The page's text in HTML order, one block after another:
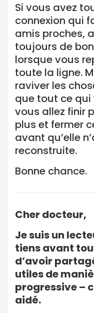
Si vous avez
connexion qui
amis proches,
toujours de
lorsque vous
toute la ligne.
raviver les
que tout ce qui
vous allez finir
plus et fermer
avant qu’elle
reconstruite.
Bonne chance.
Cher docteur,
Je suis un
tiens avant
d’avoir
utiles de
progressive –
aidé.